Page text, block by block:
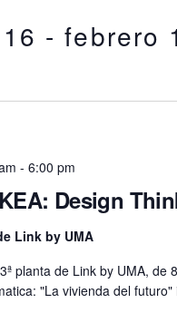
- febrero
Design
- 6:00 pm
Link by UMA
planta de Link by UMA, de
"La vivienda del